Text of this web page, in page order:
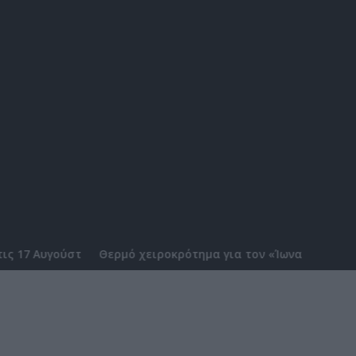
στις γυναίκες που σημάδεψαν το ρεμπέτικο
για τον «Ίωνα» στο Κάστρο της Ναυπάκτου (Photos)
Σε μωβ